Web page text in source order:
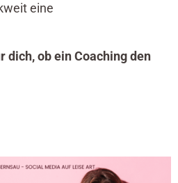
eine
dich, ob ein Coaching den